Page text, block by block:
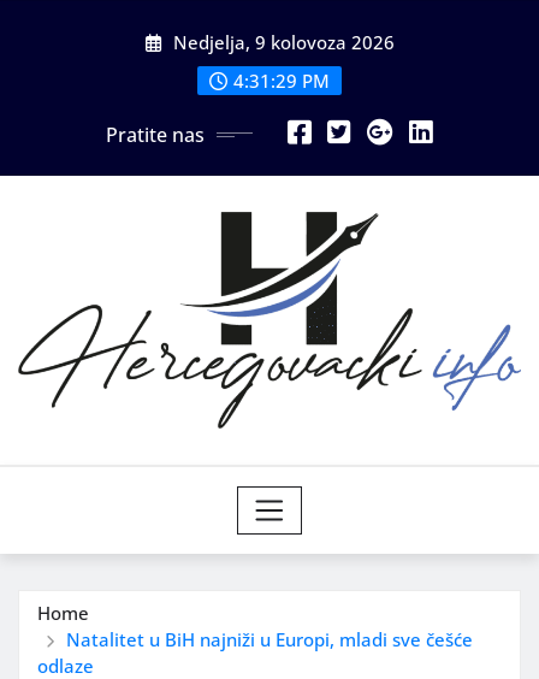
Nedjelja, 9 kolovoza 2026
4:31:31 PM
Pratite nas
Home
Natalitet u BiH najniži u Europi, mladi sve češće
odlaze